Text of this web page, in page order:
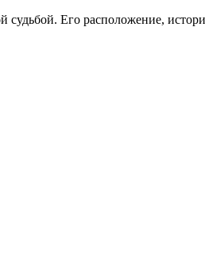
Его расположение,